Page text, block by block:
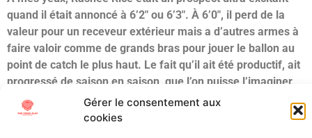
Gérer le consentement aux
cookies
quand il était annoncé à 6’2″ ou 6’3″. À 6’0″, il perd de la
valeur pour un receveur extérieur mais a d’autres armes à
faire valoir comme de grands bras pour jouer le ballon au
point de catch le plus haut. Le fait qu’il ait été productif, ait
progressé de saison en saison, que l’on puisse l’imaginer
en slot ou extérieur avec son potentiel physique et malgré
tous ses défauts de protection de balle, d’arbre de tracés